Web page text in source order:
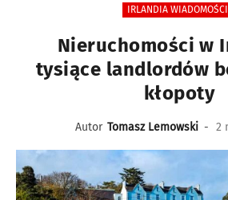
IRLANDIA WIADOMOŚCI
Nieruchomości w
tysiące landlordów
kłopoty
Autor Tomasz Lemowski - 2